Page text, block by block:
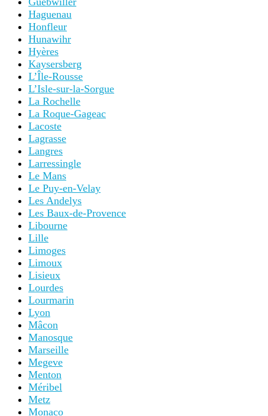
Haguenau
Honfleur
Hunawihr
Hyères
Kaysersberg
L’Île-Rousse
L’Isle-sur-la-Sorgue
La Rochelle
La Roque-Gageac
Lacoste
Lagrasse
Langres
Larressingle
Le Mans
Le Puy-en-Velay
Les Andelys
Les Baux-de-Provence
Libourne
Lille
Limoges
Limoux
Lisieux
Lourdes
Lourmarin
Lyon
Mâcon
Manosque
Marseille
Megeve
Menton
Méribel
Metz
Monaco